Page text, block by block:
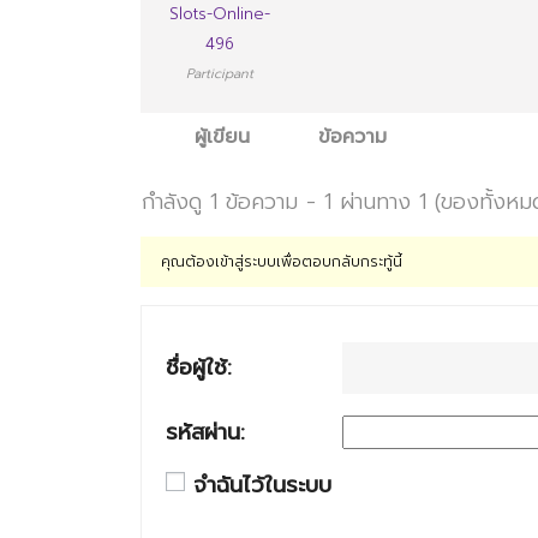
Slots-Online-
496
Participant
ผู้เขียน ข้อความ
กำลังดู 1 ข้อความ - 1 ผ่านทาง 1 (ของทั้งหม
คุณต้องเข้าสู่ระบบเพื่อตอบกลับกระทู้นี้
ชื่อผู้ใช้:
รหัสผ่าน:
จำฉันไว้ในระบบ